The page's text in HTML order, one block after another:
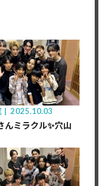
2025.10.03
ミラクル✨穴山